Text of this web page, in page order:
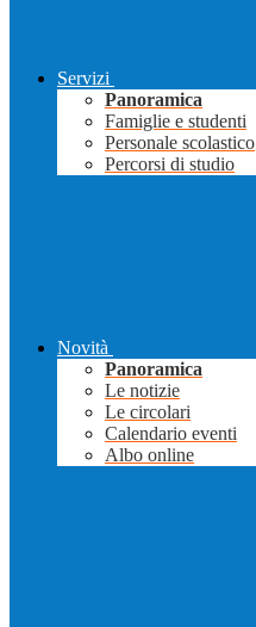
Servizi
Panoramica
Famiglie e studenti
Personale scolastico
Percorsi di studio
Novità
Panoramica
Le notizie
Le circolari
Calendario eventi
Albo online